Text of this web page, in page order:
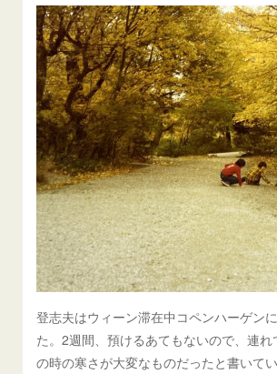
登志夫はウィーン滞在中コペンハーゲン
た。2週間、預けるあてもないので、連れ
の時の寒さが大変なものだったと書いてい